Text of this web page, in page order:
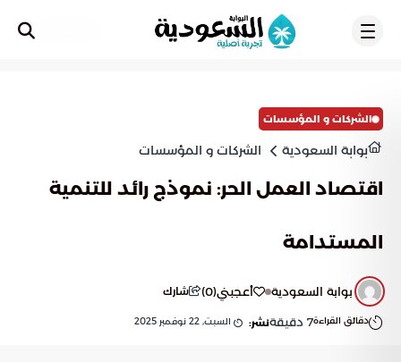
الشركات و المؤسسات
بوابة السعودية الشركات و المؤسسات
اقتصاد العمل الحر: نموذج رائد للتنمية
المستدامة
بوابة السعودية أعجبني(
0
) شارك
دقائق القراءة7 دقيقةنشر: السبت, 22 نوفمبر 2025